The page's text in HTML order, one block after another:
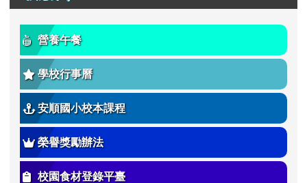
營養午餐
學校行事曆
安順國小校本課程
榮譽獎勵辦法
校園食材登錄平臺